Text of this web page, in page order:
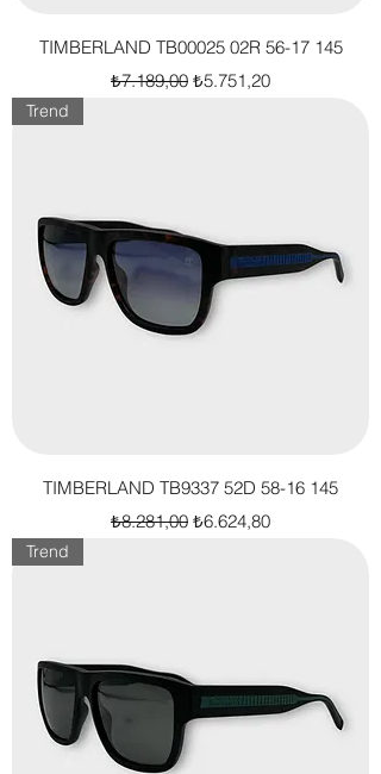
TIMBERLAND TB00025 02R 56-17 145
Normal Fiyat
₺7.189,00 İndirimli Fiyat
₺5.751,20
Trend
TIMBERLAND TB9337 52D 58-16 145
Normal Fiyat
₺8.281,00 İndirimli Fiyat
₺6.624,80
Trend